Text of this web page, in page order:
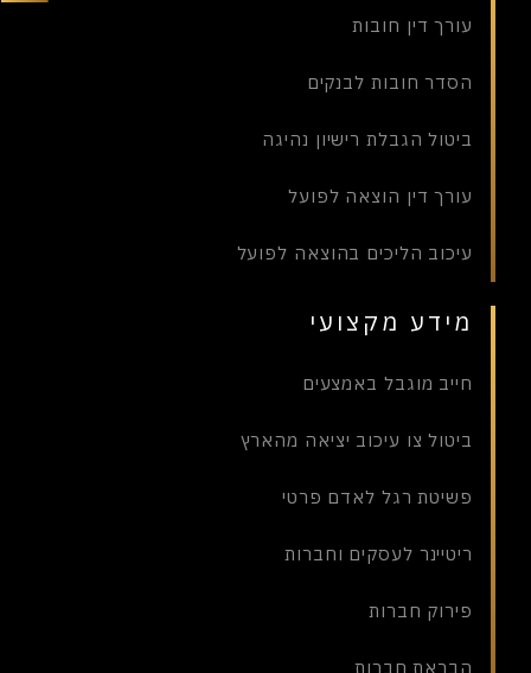
עורך דין חובות
הסדר חובות לבנקים
ביטול הגבלת רישיון נהיגה
עורך דין הוצאה לפועל
עיכוב הליכים בהוצאה לפועל
מידע מקצועי
חייב מוגבל באמצעים
ביטול צו עיכוב יציאה מהארץ
פשיטת רגל לאדם פרטי
ריטיינר לעסקים וחברות
פירוק חברות
הבראת חברות